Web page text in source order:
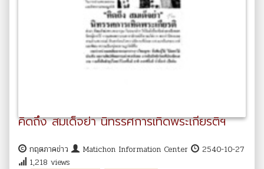
คิดถึง สมเด็จย่า นิทรรศการเทิดพระเกียรติฯ
กฤตภาคข่าว Matichon Information Center
2540-10-27
1,218 views